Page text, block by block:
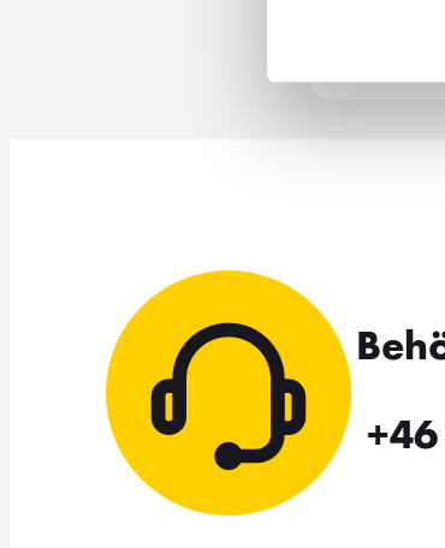
Vad har